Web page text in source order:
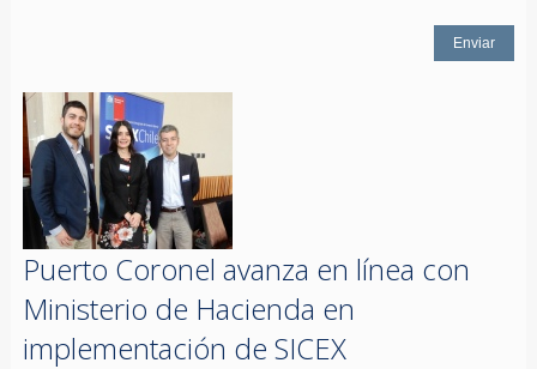
Puerto Coronel avanza en línea con
Ministerio de Hacienda en
implementación de SICEX